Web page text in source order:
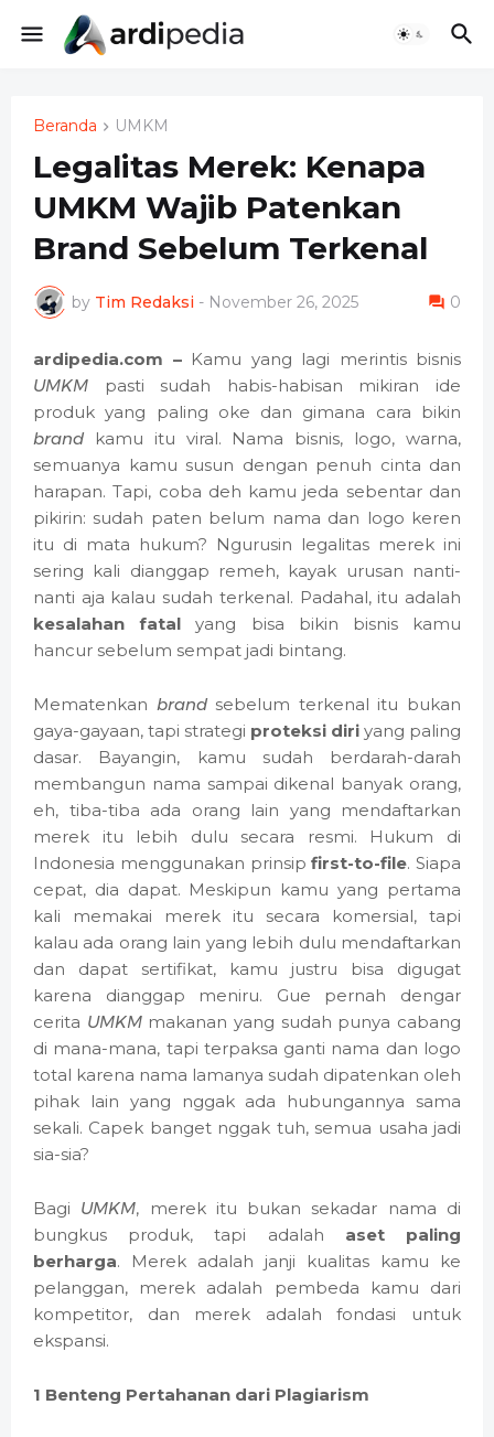
Beranda UMKM
Legalitas Merek: Kenapa
UMKM Wajib Patenkan
Brand Sebelum Terkenal
by Tim Redaksi - November 26, 2025 0
ardipedia.com –Kamu yang lagi merintis bisnis
UMKM pasti sudah habis-habisan mikiran ide
produk yang paling oke dan gimana cara bikin
brand kamu itu viral. Nama bisnis, logo, warna,
semuanya kamu susun dengan penuh cinta dan
harapan. Tapi, coba deh kamu jeda sebentar dan
pikirin: sudah paten belum nama dan logo keren
itu di mata hukum? Ngurusin legalitas merek ini
sering kali dianggap remeh, kayak urusan nanti-
nanti aja kalau sudah terkenal. Padahal, itu adalah
kesalahan fatal yang bisa bikin bisnis kamu
hancur sebelum sempat jadi bintang.
Mematenkan brandsebelum terkenal itu bukan
gaya-gayaan, tapi strategi proteksi diri yang paling
dasar. Bayangin, kamu sudah berdarah-darah
membangun nama sampai dikenal banyak orang,
eh, tiba-tiba ada orang lain yang mendaftarkan
merek itu lebih dulu secara resmi. Hukum di
Indonesia menggunakan prinsipfirst-to-file. Siapa
cepat, dia dapat. Meskipun kamu yang pertama
kali memakai merek itu secara komersial, tapi
kalau ada orang lain yang lebih dulu mendaftarkan
dan dapat sertifikat, kamu justru bisa digugat
karena dianggap meniru. Gue pernah dengar
cerita UMKMmakanan yang sudah punya cabang
di mana-mana, tapi terpaksa ganti nama dan logo
total karena nama lamanya sudah dipatenkan oleh
pihak lain yang nggak ada hubungannya sama
sekali. Capek banget nggak tuh, semua usaha jadi
sia-sia?
Bagi UMKM, merek itu bukan sekadar nama di
bungkus produk, tapi adalah aset paling
berharga. Merek adalah janji kualitas kamu ke
pelanggan, merek adalah pembeda kamu dari
kompetitor, dan merek adalah fondasi untuk
ekspansi.
1 Benteng Pertahanan dari Plagiarism